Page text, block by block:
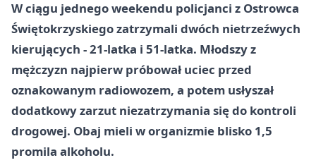
W ciągu jednego weekendu policjanci z Ostrowca
Świętokrzyskiego zatrzymali dwóch nietrzeźwych
kierujących - 21-latka i 51-latka. Młodszy z
mężczyzn najpierw próbował uciec przed
oznakowanym radiowozem, a potem usłyszał
dodatkowy zarzut niezatrzymania się do kontroli
drogowej. Obaj mieli w organizmie blisko 1,5
promila alkoholu.